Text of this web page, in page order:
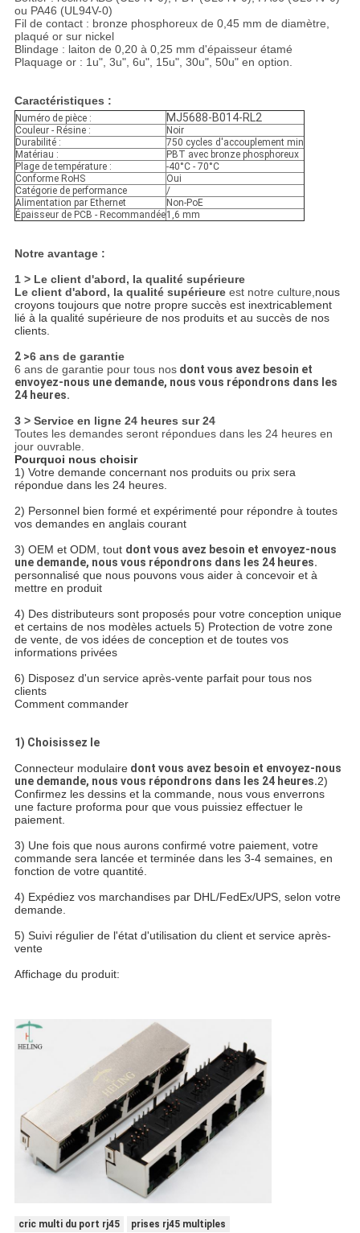
ou PA46 (UL94V-0)
Fil de contact : bronze phosphoreux de 0,45 mm de diamètre,
plaqué or sur nickel
Blindage : laiton de 0,20 à 0,25 mm d'épaisseur étamé
Plaquage or : 1u", 3u", 6u", 15u", 30u", 50u" en option.
Caractéristiques :
Numéro de pièce : MJ5688-B014-RL2
Couleur - Résine :
Noir
Durabilité :
750 cycles d'accouplement min
Matériau :
PBT avec bronze phosphoreux
Plage de température :
-40°C - 70°C
Conforme RoHS
Oui
Catégorie de performance
/
Alimentation par Ethernet
Non-PoE
Épaisseur de PCB - Recommandée1,6 mm
Notre avantage :
1 > Le client d'abord, la qualité supérieure
Le client d'abord, la qualité supérieureest notre culture,nous
croyons toujours que notre propre succès est inextricablement
lié à la qualité supérieure de nos produits et au succès de nos
clients.
2 >6 ans de garantie
6 ans de garantie pour tous nosdont vous avez besoin et
envoyez-nous une demande, nous vous répondrons dans les
24 heures.
3 > Service en ligne 24 heures sur 24
Toutes les demandes seront répondues dans les 24 heures en
jour ouvrable.
Pourquoi nous choisir
1) Votre demande concernant nos produits ou prix sera
répondue dans les 24 heures.
2) Personnel bien formé et expérimenté pour répondre à toutes
vos demandes en anglais courant
3) OEM et ODM, tout dont vous avez besoin et envoyez-nous
une demande, nous vous répondrons dans les 24 heures.
personnalisé que nous pouvons vous aider à concevoir et à
mettre en produit
4) Des distributeurs sont proposés pour votre conception unique
et certains de nos modèles actuels 5) Protection de votre zone
de vente, de vos idées de conception et de toutes vos
informations privées
6) Disposez d'un service après-vente parfait pour tous nos
clients
Comment commander
1) Choisissez le
Connecteur modulairedont vous avez besoin et envoyez-nous
une demande, nous vous répondrons dans les 24 heures.2)
Confirmez les dessins et la commande, nous vous enverrons
une facture proforma pour que vous puissiez effectuer le
paiement.
3) Une fois que nous aurons confirmé votre paiement, votre
commande sera lancée et terminée dans les 3-4 semaines, en
fonction de votre quantité.
4) Expédiez vos marchandises par DHL/FedEx/UPS, selon votre
demande.
5) Suivi régulier de l'état d'utilisation du client et service après-
vente
Affichage du produit:
cric multi du port rj45
prises rj45 multiples